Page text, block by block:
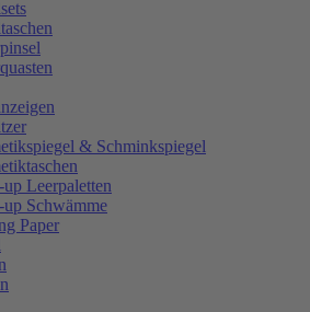
& Schminkspiegel
Leerpaletten
up Schwämme
Paper